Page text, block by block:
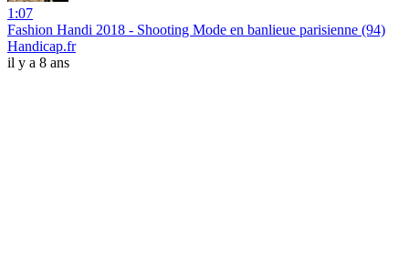
1:07
Fashion Handi 2018 - Shooting Mode en banlieue parisienne (94)
Handicap.fr
il y a 8 ans